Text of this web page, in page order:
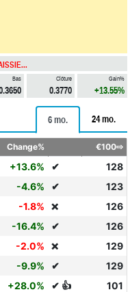
Bas Clôture
0.3770
Gain%
+13.55%
6 mo. 24 mo.
Change% €100⇨
+13.6% ✔
128
-4.6% ✔
123
-1.8% ❌
126
-16.4% ✔
126
-2.0% ❌
129
-9.9% ✔
129
+28.0% ✔ 👍
101